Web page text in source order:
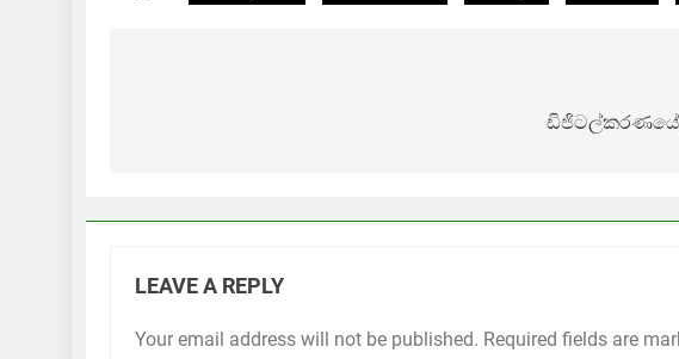
ඩිජිටල්කරණයේ
LEAVE A REPLY
Your email address will not be published. Required fields are